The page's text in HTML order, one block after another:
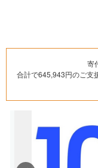
寄
合計で645,943円のご支